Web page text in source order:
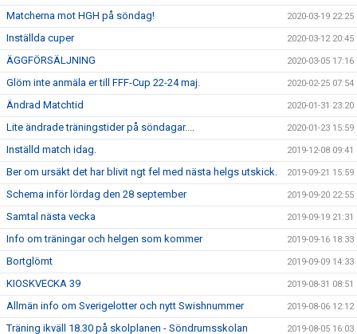
Matcherna mot HGH på söndag! 2020-03-19 22:25
Inställda cuper 2020-03-12 20:45
ÄGGFÖRSÄLJNING 2020-03-05 17:16
Glöm inte anmäla er till FFF-Cup 22-24 maj. 2020-02-25 07:54
Ändrad Matchtid 2020-01-31 23:20
Lite ändrade träningstider på söndagar.... 2020-01-23 15:59
Inställd match idag. 2019-12-08 09:41
Ber om ursäkt det har blivit ngt fel med nästa helgs utskick. 2019-09-21 15:59
Schema inför lördag den 28 september 2019-09-20 22:55
Samtal nästa vecka 2019-09-19 21:31
Info om träningar och helgen som kommer 2019-09-16 18:33
Bortglömt 2019-09-09 14:33
KIOSKVECKA 39 2019-08-31 08:51
Allmän info om Sverigelotter och nytt Swishnummer 2019-08-06 12:12
Träning ikväll 18.30 på skolplanen - Söndrumsskolan 2019-08-05 16:03